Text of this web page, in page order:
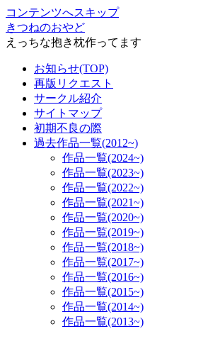
コンテンツへスキップ
きつねのおやど
えっちな抱き枕作ってます
お知らせ(TOP)
再版リクエスト
サークル紹介
サイトマップ
初期不良の際
過去作品一覧(2012~)
作品一覧(2024~)
作品一覧(2023~)
作品一覧(2022~)
作品一覧(2021~)
作品一覧(2020~)
作品一覧(2019~)
作品一覧(2018~)
作品一覧(2017~)
作品一覧(2016~)
作品一覧(2015~)
作品一覧(2014~)
作品一覧(2013~)